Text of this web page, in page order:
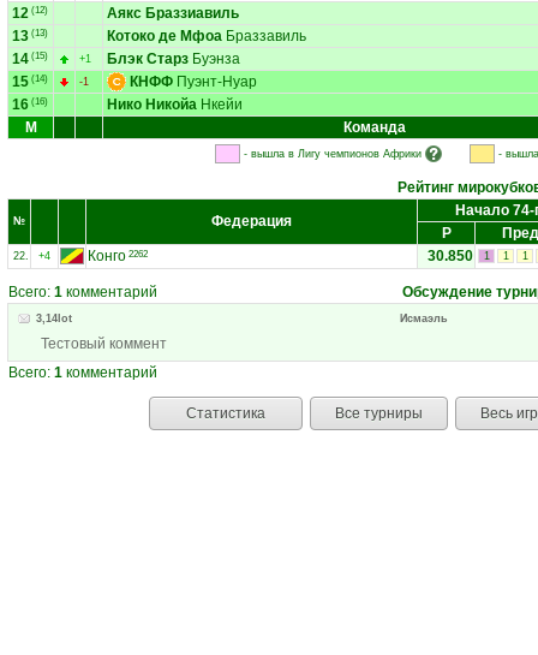
12 (12)
Аякс Браззиавиль
13 (13) Котоко де Мфоа Браззавиль
14 (15) +1 Блэк Старз Буэнза
15 (14) -1 КНФФ Пуэнт-Нуар
16 (16) Нико Никойа Нкейи
М
Команда
- вышла в Лигу чемпионов Африки -
Рейтинг
№ Федерация
Начало 74-
Р
22. +4 Конго 2262 30.850 1 1 1
Всего: 1 комментарий Обсуждение
3,14lot Исмаэль
Тестовый коммент
Всего: 1 комментарий
Статистика Все турниры Весь